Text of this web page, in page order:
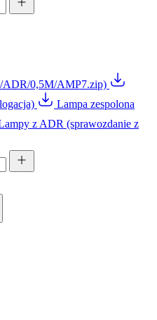
ADR/0,5M/AMP7.zip)
Lampa zespolona
z ADR (sprawozdanie z